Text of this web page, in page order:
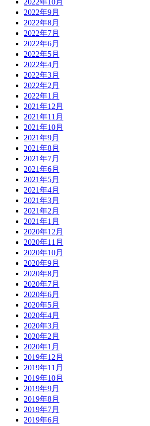
2022年9月
2022年8月
2022年7月
2022年6月
2022年5月
2022年4月
2022年3月
2022年2月
2022年1月
2021年12月
2021年11月
2021年10月
2021年9月
2021年8月
2021年7月
2021年6月
2021年5月
2021年4月
2021年3月
2021年2月
2021年1月
2020年12月
2020年11月
2020年10月
2020年9月
2020年8月
2020年7月
2020年6月
2020年5月
2020年4月
2020年3月
2020年2月
2020年1月
2019年12月
2019年11月
2019年10月
2019年9月
2019年8月
2019年7月
2019年6月